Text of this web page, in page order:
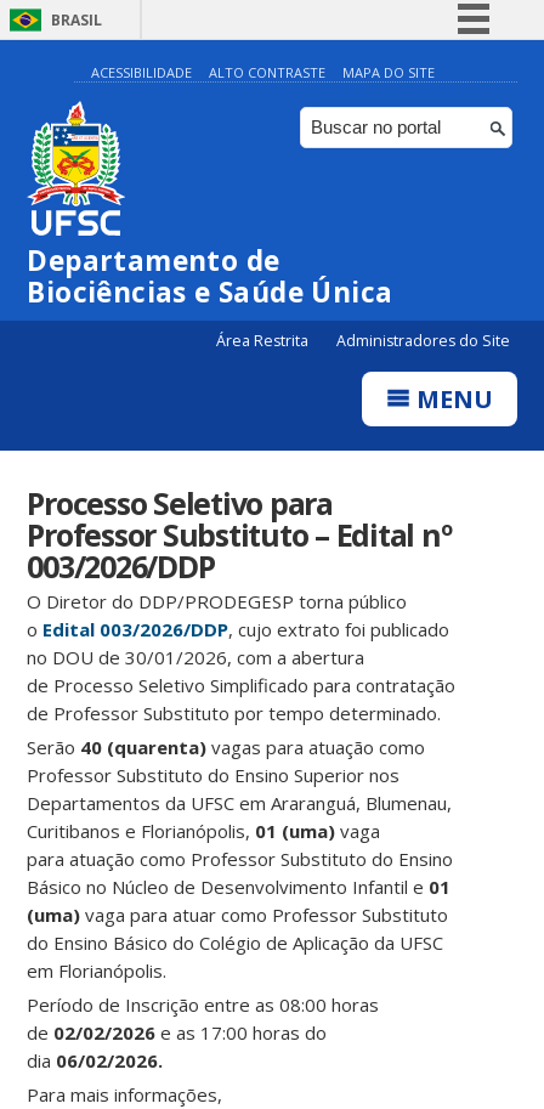
BRASIL
Simplifique!
Comunica BR
Participe
ACESSIBILIDADE ALTO CONTRASTE MAPA DO SITE
Departamento de
Biociências e Saúde Única
Área Restrita Administradores do Site
MENU
Processo Seletivo para
Professor Substituto – Edital nº
003/2026/DDP
O Diretor do DDP/PRODEGESP torna público
o Edital 003/2026/DDP, cujo extrato foi publicado
no DOU de 30/01/2026, com a abertura
de Processo Seletivo Simplificado para contratação
de Professor Substituto por tempo determinado.
Serão 40 (quarenta) vagas para atuação como
Professor Substituto do Ensino Superior nos
Departamentos da UFSC em Araranguá, Blumenau,
Curitibanos e Florianópolis, 01 (uma) vaga
para atuação como Professor Substituto do Ensino
Básico no Núcleo de Desenvolvimento Infantil e 01
(uma) vaga para atuar como Professor Substituto
do Ensino Básico do Colégio de Aplicação da UFSC
em Florianópolis.
Período de Inscrição entre as 08:00 horas
de 02/02/2026 e as 17:00 horas do
dia 06/02/2026.
Para mais informações,